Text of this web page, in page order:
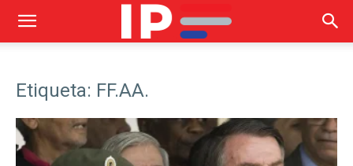
Etiqueta: FF.AA.